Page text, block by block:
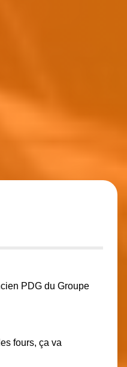
PDG du Groupe
fours, ça va